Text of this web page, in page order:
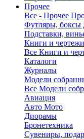
Прочее
Все - Прочее
Футляры, боксы
Подставки,
Книги и чертежи
Все Книги и
Каталоги
Журналы
Модели
Все Модели
Авиация
Авто Мото
Диорамы
Бронетехника
Сувениры,